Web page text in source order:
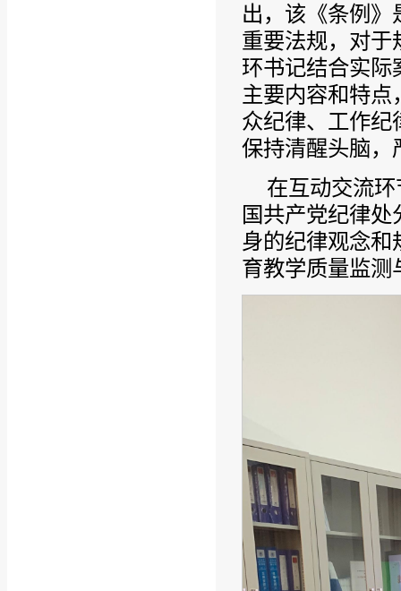
出，该《条例
重要法规，对于
环书记结合实际
主要内容和特
众纪律、工作纪
保持清醒头脑，
在互动交流
国共产党纪律
身的纪律观念和
育教学质量监测